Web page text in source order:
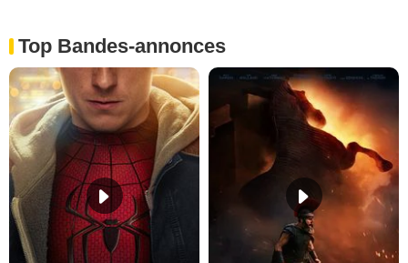
Top Bandes-annonces